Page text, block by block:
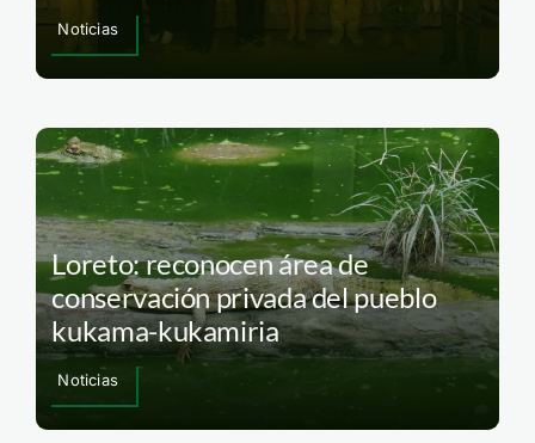
Noticias
Loreto: reconocen área de
conservación privada del pueblo
kukama-kukamiria
Noticias